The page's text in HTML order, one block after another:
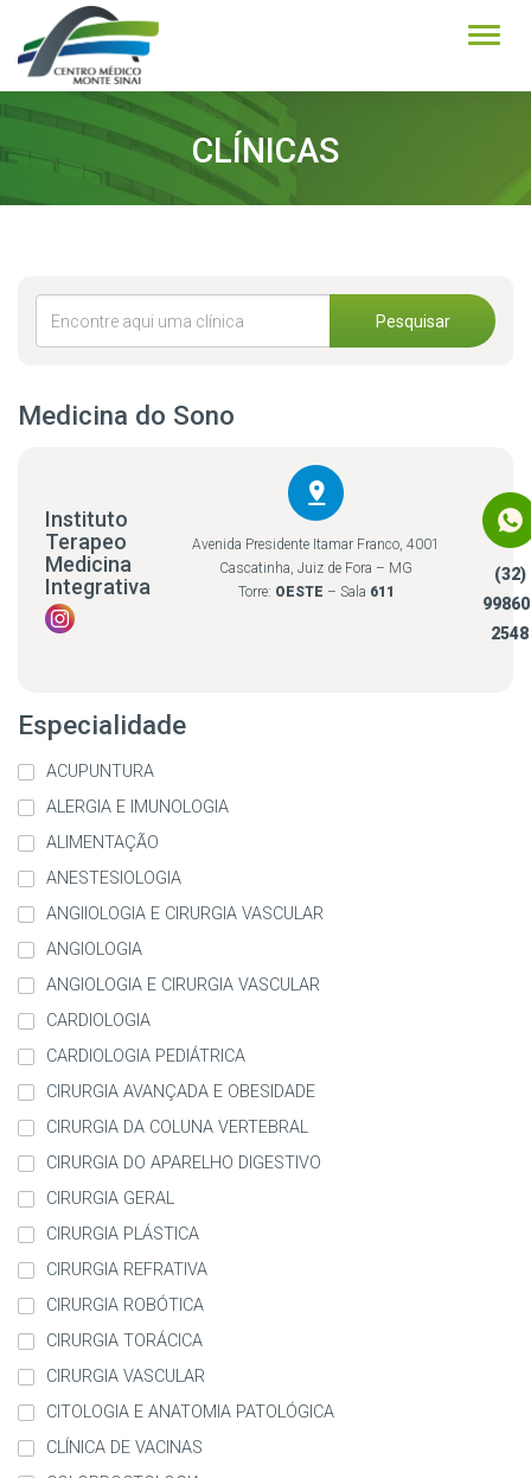
CLÍNICAS
Pesquisar
Medicina do Sono
Instituto
Terapeo
Medicina
Integrativa
Avenida Presidente Itamar Franco, 4001
Cascatinha, Juiz de Fora – MG
Torre: OESTE – Sala 611
(32)
2548
Especialidade
ACUPUNTURA
ALERGIA E IMUNOLOGIA
ALIMENTAÇÃO
ANESTESIOLOGIA
ANGIIOLOGIA E CIRURGIA VASCULAR
ANGIOLOGIA
ANGIOLOGIA E CIRURGIA VASCULAR
CARDIOLOGIA
CARDIOLOGIA PEDIÁTRICA
CIRURGIA AVANÇADA E OBESIDADE
CIRURGIA DA COLUNA VERTEBRAL
CIRURGIA DO APARELHO DIGESTIVO
CIRURGIA GERAL
CIRURGIA PLÁSTICA
CIRURGIA REFRATIVA
CIRURGIA ROBÓTICA
CIRURGIA TORÁCICA
CIRURGIA VASCULAR
CITOLOGIA E ANATOMIA PATOLÓGICA
CLÍNICA DE VACINAS